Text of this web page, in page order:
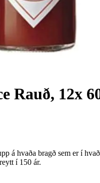
Rauð, 12x
á hvaða bragð sem er í
í 150 ár.